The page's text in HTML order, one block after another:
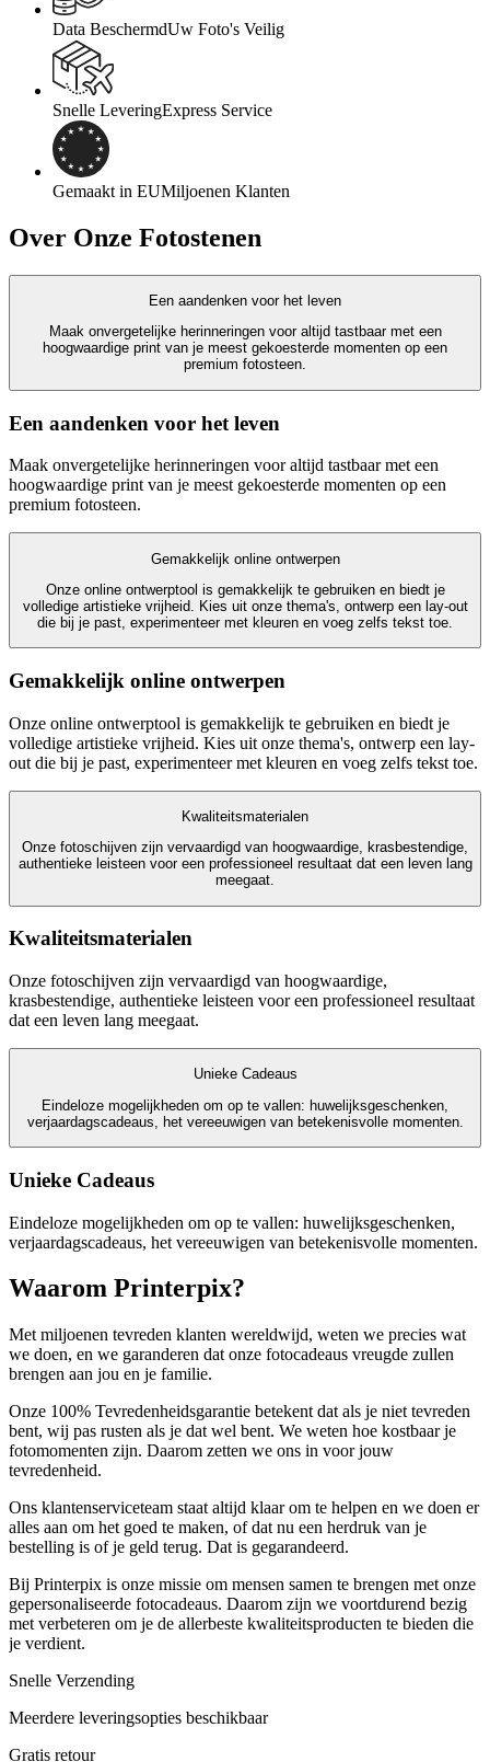
Data BeschermdUw Foto's Veilig
Snelle LeveringExpress Service
Gemaakt in EUMiljoenen Klanten
Over Onze Fotostenen
Een aandenken voor het leven
Maak onvergetelijke herinneringen voor altijd tastbaar met een
hoogwaardige print van je meest gekoesterde momenten op een
premium fotosteen.
Een aandenken voor het leven
Maak onvergetelijke herinneringen voor altijd tastbaar met een
hoogwaardige print van je meest gekoesterde momenten op een
premium fotosteen.
Gemakkelijk online ontwerpen
Onze online ontwerptool is gemakkelijk te gebruiken en biedt je
volledige artistieke vrijheid. Kies uit onze thema's, ontwerp een lay-out
die bij je past, experimenteer met kleuren en voeg zelfs tekst toe.
Gemakkelijk online ontwerpen
Onze online ontwerptool is gemakkelijk te gebruiken en biedt je
volledige artistieke vrijheid. Kies uit onze thema's, ontwerp een lay-
out die bij je past, experimenteer met kleuren en voeg zelfs tekst toe.
Kwaliteitsmaterialen
Onze fotoschijven zijn vervaardigd van hoogwaardige, krasbestendige,
authentieke leisteen voor een professioneel resultaat dat een leven lang
meegaat.
Kwaliteitsmaterialen
Onze fotoschijven zijn vervaardigd van hoogwaardige,
krasbestendige, authentieke leisteen voor een professioneel resultaat
dat een leven lang meegaat.
Unieke Cadeaus
Eindeloze mogelijkheden om op te vallen: huwelijksgeschenken,
verjaardagscadeaus, het vereeuwigen van betekenisvolle momenten.
Unieke Cadeaus
Eindeloze mogelijkheden om op te vallen: huwelijksgeschenken,
verjaardagscadeaus, het vereeuwigen van betekenisvolle momenten.
Waarom Printerpix?
Met miljoenen tevreden klanten wereldwijd, weten we precies wat
we doen, en we garanderen dat onze fotocadeaus vreugde zullen
brengen aan jou en je familie.
Onze 100% Tevredenheidsgarantie betekent dat als je niet tevreden
bent, wij pas rusten als je dat wel bent. We weten hoe kostbaar je
fotomomenten zijn. Daarom zetten we ons in voor jouw
tevredenheid.
Ons klantenserviceteam staat altijd klaar om te helpen en we doen er
alles aan om het goed te maken, of dat nu een herdruk van je
bestelling is of je geld terug. Dat is gegarandeerd.
Bij Printerpix is onze missie om mensen samen te brengen met onze
gepersonaliseerde fotocadeaus. Daarom zijn we voortdurend bezig
met verbeteren om je de allerbeste kwaliteitsproducten te bieden die
je verdient.
Snelle Verzending
Meerdere leveringsopties beschikbaar
Gratis retour